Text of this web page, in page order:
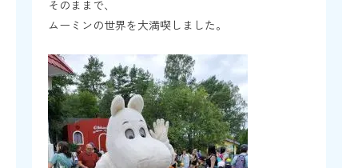
そのままで、
ムーミンの世界を大満喫しました。